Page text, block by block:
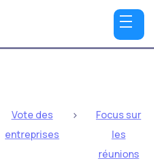
Vote des
entreprises
>
Focus sur
les
réunions